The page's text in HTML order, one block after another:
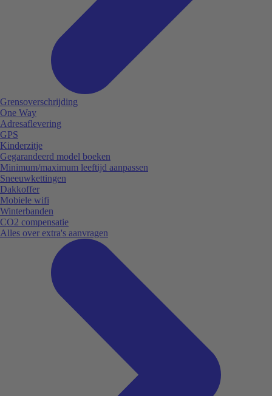
Grensoverschrijding
One Way
Adresaflevering
GPS
Kinderzitje
Gegarandeerd model boeken
Minimum/maximum leeftijd aanpassen
Sneeuwkettingen
Dakkoffer
Mobiele wifi
Winterbanden
CO2 compensatie
Alles over extra's aanvragen